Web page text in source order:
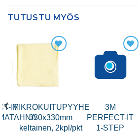
TUTUSTU MYÖS
MIKROKUITUPYYHE
330x330mm
keltainen, 2kpl/pkt
3M
PERFECT-IT
1-STEP
IT